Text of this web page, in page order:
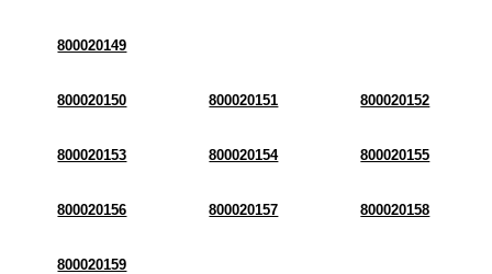
800020149
800020150 800020151 800020152
800020153 800020154 800020155
800020156 800020157 800020158
800020159